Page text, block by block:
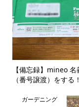
【備忘録】mineo 名
（番号譲渡）をする！
ガーデニング